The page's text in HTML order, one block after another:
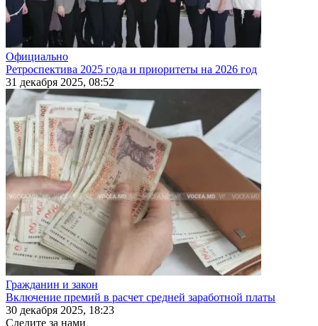
Официально
Ретроспектива 2025 года и приоритеты на 2026 год
31 декабря 2025, 08:52
Гражданин и закон
Включение премий в расчет средней заработной платы
30 декабря 2025, 18:23
Следите за нами